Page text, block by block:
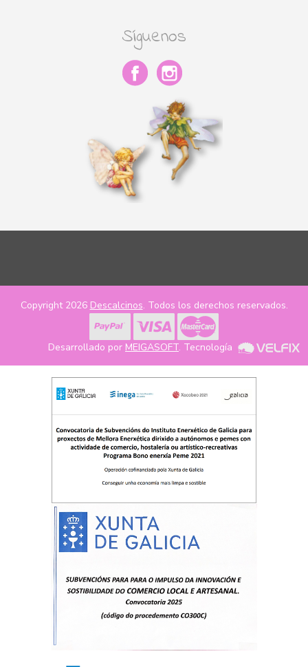
Síguenos
Copyright 2026 Descalcinos. Todos los derechos reservados.
Desarrollado por MEIGASOFT. Tecnología